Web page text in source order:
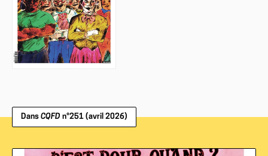
Dans CQFD n°251 (avril 2026)